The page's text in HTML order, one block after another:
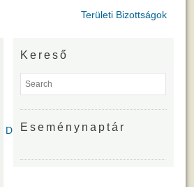
Díjazottjai
Területi Bizottságok
Kereső
Eseménynaptár